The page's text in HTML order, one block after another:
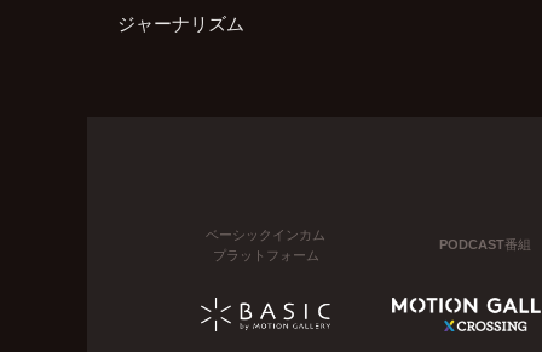
ジャーナリズム
ベーシックインカム
プラットフォーム
PODCAST番組